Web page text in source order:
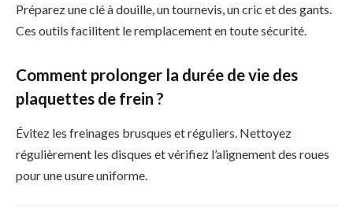
Préparez une clé à douille, un tournevis, un cric et des gants.
Ces outils facilitent le remplacement en toute sécurité.
Comment prolonger la durée de vie des
plaquettes de frein ?
Évitez les freinages brusques et réguliers. Nettoyez
régulièrement les disques et vérifiez l’alignement des roues
pour une usure uniforme.